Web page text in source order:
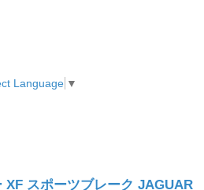
Language ▼
XF スポーツブレーク JAGUAR